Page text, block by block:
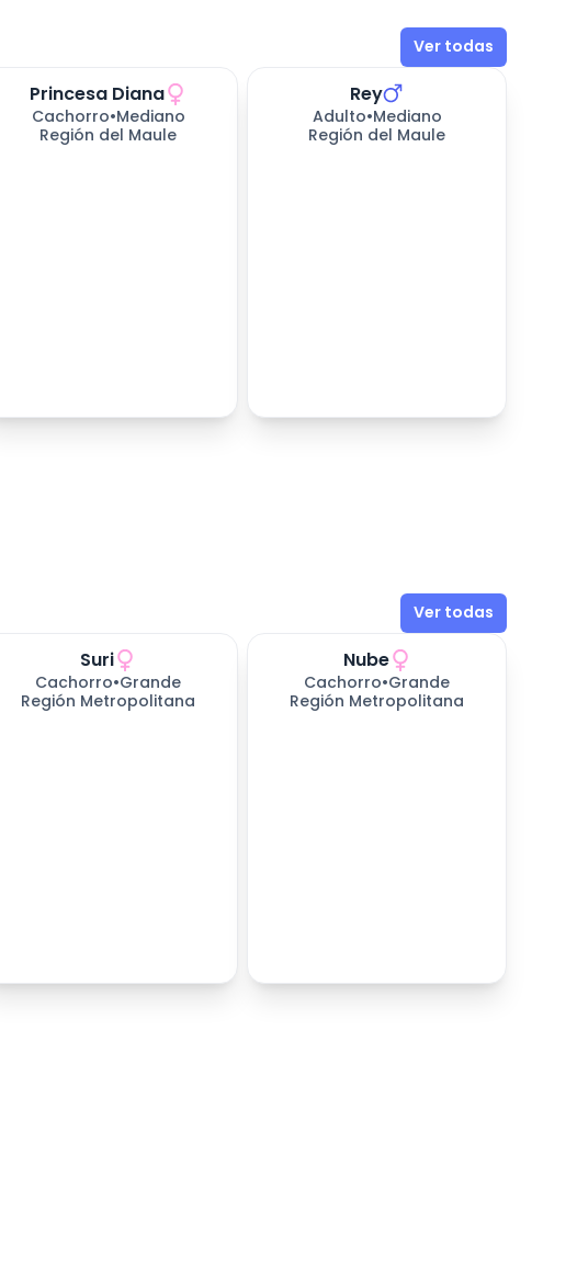
Ver todas
Princesa Diana
Cachorro•Mediano
Región del Maule
días esperando
Rey
Adulto•Mediano
Región del Maule
Ver todas
Suri
Cachorro•Grande
Región Metropolitana
Nube
Cachorro•Grande
Región Metropolitana